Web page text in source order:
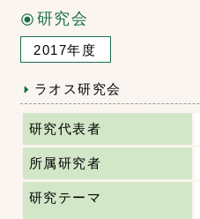
研究会
2017年度
ラオス研究会
研究代表者
所属研究者
研究テーマ